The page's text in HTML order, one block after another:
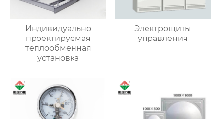
Индивидуально
проектируемая
теплообменная
установка
Электрощиты
управления